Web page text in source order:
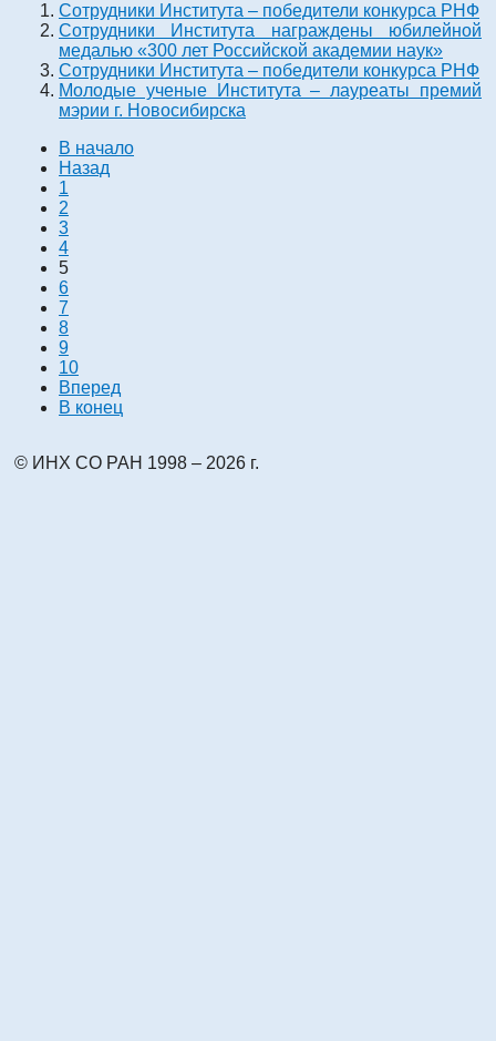
Сотрудники Института – победители конкурса РНФ
Сотрудники Института награждены юбилейной
медалью «300 лет Российской академии наук»
Сотрудники Института – победители конкурса РНФ
Молодые ученые Института – лауреаты премий
мэрии г. Новосибирска
В начало
Назад
1
2
3
4
5
6
7
8
9
10
Вперед
В конец
© ИНХ СО РАН 1998 – 2026 г.